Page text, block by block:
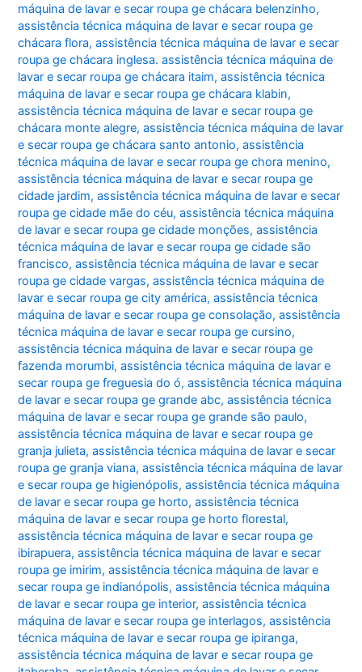
máquina de lavar e secar roupa ge chácara belenzinho,
assistência técnica máquina de lavar e secar roupa ge
chácara flora,assistência técnica máquina de lavar e secar
roupa ge chácara inglesa. assistência técnica máquina de
lavar e secar roupa ge chácara itaim,assistência técnica
máquina de lavar e secar roupa ge chácara klabin,
assistência técnica máquina de lavar e secar roupa ge
chácara monte alegre,assistência técnica máquina de lavar
e secar roupa ge chácara santo antonio,assistência
técnica máquina de lavar e secar roupa ge chora menino,
assistência técnica máquina de lavar e secar roupa ge
cidade jardim,assistência técnica máquina de lavar e secar
roupa ge cidade mãe do céu,assistência técnica máquina
de lavar e secar roupa ge cidade monções,assistência
técnica máquina de lavar e secar roupa ge cidade são
francisco,assistência técnica máquina de lavar e secar
roupa ge cidade vargas,assistência técnica máquina de
lavar e secar roupa ge city américa,assistência técnica
máquina de lavar e secar roupa ge consolação,assistência
técnica máquina de lavar e secar roupa ge cursino,
assistência técnica máquina de lavar e secar roupa ge
fazenda morumbi,assistência técnica máquina de lavar e
secar roupa ge freguesia do ó,assistência técnica máquina
de lavar e secar roupa ge grande abc,assistência técnica
máquina de lavar e secar roupa ge grande são paulo,
assistência técnica máquina de lavar e secar roupa ge
granja julieta,assistência técnica máquina de lavar e secar
roupa ge granja viana,assistência técnica máquina de lavar
e secar roupa ge higienópolis,assistência técnica máquina
de lavar e secar roupa ge horto,assistência técnica
máquina de lavar e secar roupa ge horto florestal,
assistência técnica máquina de lavar e secar roupa ge
ibirapuera,assistência técnica máquina de lavar e secar
roupa ge imirim,assistência técnica máquina de lavar e
secar roupa ge indianópolis,assistência técnica máquina
de lavar e secar roupa ge interior,assistência técnica
máquina de lavar e secar roupa ge interlagos,assistência
técnica máquina de lavar e secar roupa ge ipiranga,
assistência técnica máquina de lavar e secar roupa ge